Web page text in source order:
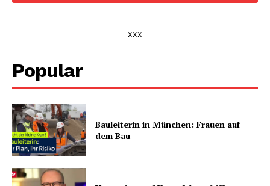
xxx
Popular
Bauleiterin in München: Frauen auf
dem Bau